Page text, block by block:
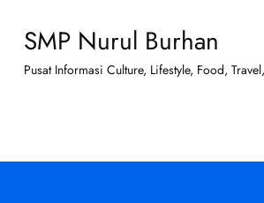
content
SMP Nurul Burhan
Pusat Informasi Culture, Lifestyle, Food,